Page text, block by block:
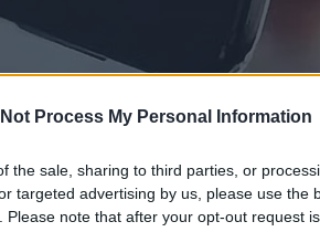
Not Process My Personal Information
the sale, sharing to third parties, or
targeted advertising by us, please use the
Please note that after your opt-out request
ένα foldable που θα διπλώνει σε
ποσότητες υλικών για αυτό το